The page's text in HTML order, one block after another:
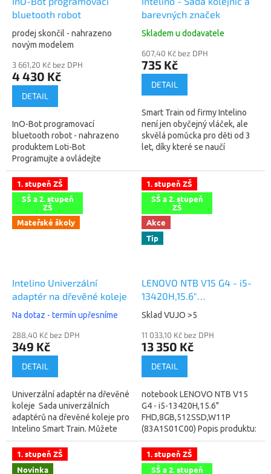
bluetooth robot
prodej skončil - nahrazeno
novým modelem
3 661,20 Kč bez DPH
4 430 Kč
DETAIL
InO-Bot programovací
bluetooth robot - nahrazeno
produktem Loti-Bot
Programujte a ovládejte
našeho nejvyspělejšího robota
za pomocí populárního Scratch
programovacího...
barevných značek
Skladem u dodavatele
607,40 Kč bez DPH
735 Kč
DETAIL
Smart Train od firmy Intelino
není jen obyčejný vláček, ale
skvělá pomůcka pro děti od 3
let, díky které se naučí
kolejnic a barevných značek...
1. stupeň ZŠ
SŠ a 2. stupeň
ZŠ
Mateřské školy
Intelino Univerzální
adaptér na dřevěné koleje
Na dotaz - termín upřesníme
288,40 Kč bez DPH
349 Kč
DETAIL
Univerzální adaptér na dřevěné
koleje Sada univerzálních
adaptérů na dřevěné koleje pro
Intelino Smart Train. Můžete
propojit Intelino dráhu s běžně
dostupnými dřevěnými...
1. stupeň ZŠ
SŠ a 2. stupeň
ZŠ
Akce
Tip
LENOVO NTB V15 G4 - i5-
13420H,15.6"
FHD,8GB,512SSD,W11P
Sklad VUJO >5
11 033,10 Kč bez DPH
13 350 Kč
DETAIL
notebook LENOVO NTB V15
G4 - i5-13420H,15.6"
FHD,8GB,512SSD,W11P
(83A1S01C00) Popis produktu:
Lenovo V15 G4 IRU
EDUcertifikace MIL-STD-
810HOperační...
1. stupeň ZŠ
Novinka
1. stupeň ZŠ
SŠ a 2. stupeň